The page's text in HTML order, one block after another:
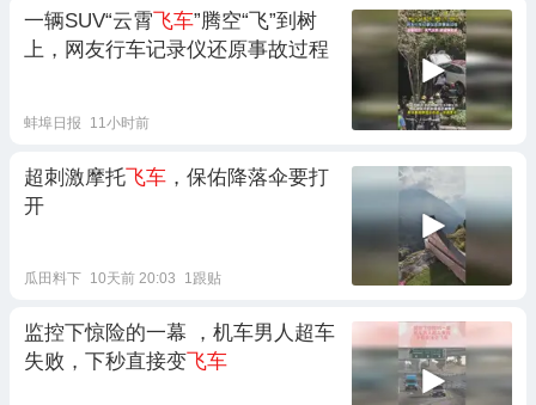
一辆SUV“云霄飞车”腾空“飞”到树
上，网友行车记录仪还原事故过程
蚌埠日报 11小时前
超刺激摩托飞车 ，保佑降落伞要打
开
瓜田料下 10天前 20:03 1跟贴
监控下惊险的一幕 ，机车男人超车
失败，下秒直接变飞车